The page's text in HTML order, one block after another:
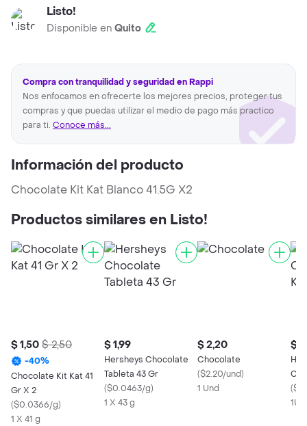
Listo!
Disponible en Quito
Compra con tranquilidad y seguridad en Rappi
Nos enfocamos en ofrecerte los mejores precios, proteger tus
compras y que puedas utilizar el medio de pago más practico
para ti. Conoce más...
Información del producto
Chocolate Kit Kat Blanco 41.5G X2
Productos similares en Listo!
$ 1,50 $ 2,50
-40%
Chocolate Kit Kat 41
Gr X 2
($0.0366/g)
1 X 41 g
$ 1,99
Hersheys Chocolate
Tableta 43 Gr
($0.0463/g)
1 X 43 g
$ 2,20
Chocolate
($2.20/und)
1 Und
$
(